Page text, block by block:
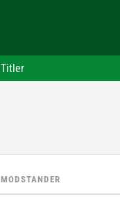
Titler
MODSTANDER